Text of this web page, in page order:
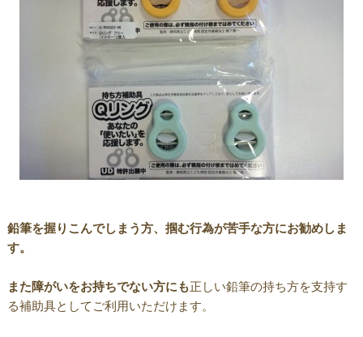
鉛筆を握りこんでしまう方、掴む行為が苦手な方にお勧めしま
す。
また障がいをお持ちでない方にも正しい鉛筆の持ち方を支持す
る補助具としてご利用いただけます。